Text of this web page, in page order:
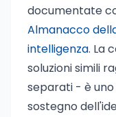
documentate
Almanacco
intelligenza. La
soluzioni simili
separati - è
sostegno